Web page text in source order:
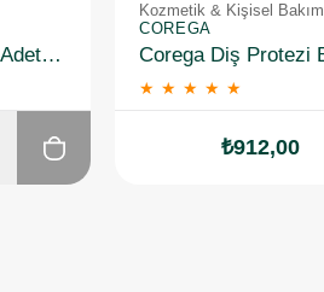
Corega Beyazlatıcı 30'lu 3 Adet Protez Temizleme Tableti
Kozmetik & Kişisel Bakım
COREGA
★ ★ ★ ★ ★
₺912,00